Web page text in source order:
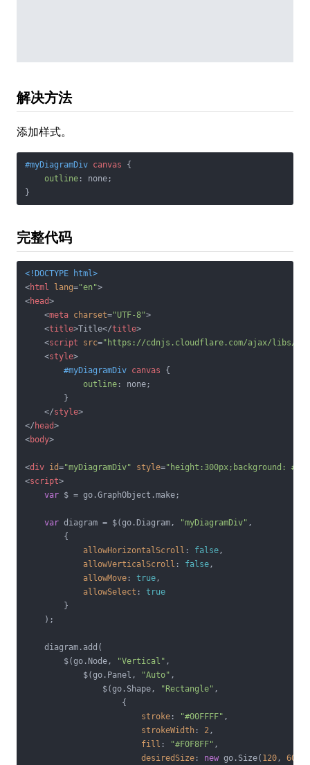
解决方法
添加样式。
#myDiagramDiv canvas {
outline : none;
}
完整代码
<!DOCTYPE html>
<html lang="en">
<head>
<meta charset="UTF-8">
<title>Title</title>
<script src="https://cdnjs.cloudflare.com/ajax/libs/
<style>
#myDiagramDiv canvas {
outline : none;
        }
</style>
</ head>
<body>
<div id="myDiagramDiv" style="height:300px;background:
<script>
var $ = go.GraphObject.make;
var diagram = $(go.Diagram, "myDiagramDiv" ,
        {
allowHorizontalScroll : false,
allowVerticalScroll : false,
allowMove : true,
allowSelect : true
        }
    );
    diagram.add(
        $(go.Node,
"Vertical" ,
            $(go.Panel,
"Auto" ,
                $(go.Shape,
"Rectangle" ,
                    {
stroke : "#00FFFF" ,
strokeWidth : 2,
fill : "#F0F8FF" ,
desiredSize : new go.Size( 120, 60